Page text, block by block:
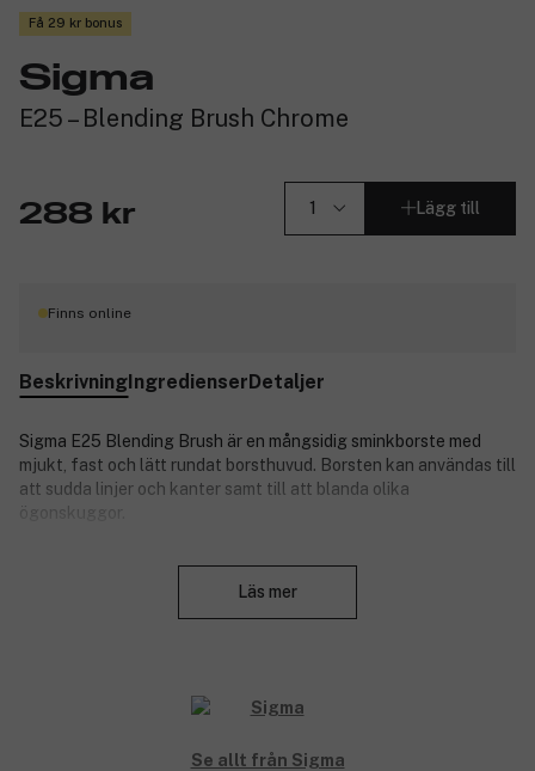
Få 29 kr bonus
Sigma
E25 – Blending Brush Chrome
288 kr Lägg till
Finns online
BeskrivningIngredienserDetaljer
Sigma E25 Blending Brush är en mångsidig sminkborste med
mjukt, fast och lätt rundat borsthuvud. Borsten kan användas till
att sudda linjer och kanter samt till att blanda olika
ögonskuggor.
erbjuder sminkborstar och skönhetsprodukter som gör lätt att
skapa den perfekta looken.
Läs mer
Se allt från Sigma